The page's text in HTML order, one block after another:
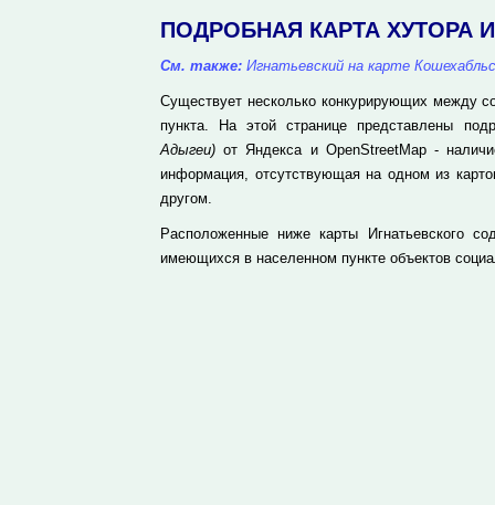
ПОДРОБНАЯ КАРТА ХУТОРА
См. также: Игнатьевский на карте
Существует несколько конкурирующих между
пункта. На этой странице представлены
Адыгеи) от Яндекса и OpenStreetMap -
информация, отсутствующая на одном из
другом.
Расположенные ниже карты Игнатьевского
имеющихся в населенном пункте объектов